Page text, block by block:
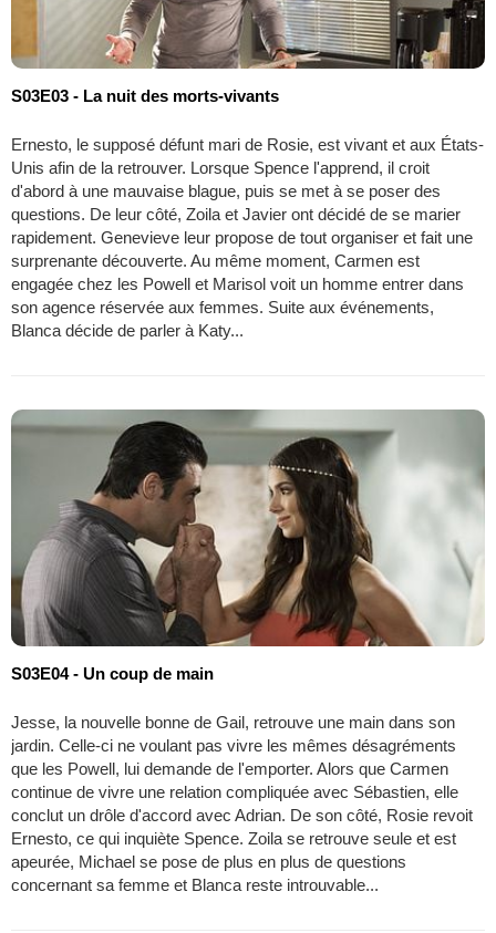
S03E03 - La nuit des morts-vivants
Ernesto, le supposé défunt mari de Rosie, est vivant et aux États-
Unis afin de la retrouver. Lorsque Spence l'apprend, il croit
d'abord à une mauvaise blague, puis se met à se poser des
questions. De leur côté, Zoila et Javier ont décidé de se marier
rapidement. Genevieve leur propose de tout organiser et fait une
surprenante découverte. Au même moment, Carmen est
engagée chez les Powell et Marisol voit un homme entrer dans
son agence réservée aux femmes. Suite aux événements,
Blanca décide de parler à Katy...
S03E04 - Un coup de main
Jesse, la nouvelle bonne de Gail, retrouve une main dans son
jardin. Celle-ci ne voulant pas vivre les mêmes désagréments
que les Powell, lui demande de l'emporter. Alors que Carmen
continue de vivre une relation compliquée avec Sébastien, elle
conclut un drôle d'accord avec Adrian. De son côté, Rosie revoit
Ernesto, ce qui inquiète Spence. Zoila se retrouve seule et est
apeurée, Michael se pose de plus en plus de questions
concernant sa femme et Blanca reste introuvable...